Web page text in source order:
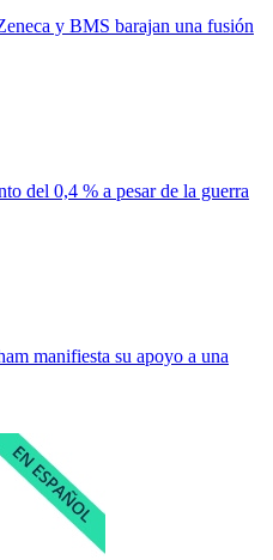
y BMS barajan una fusión
del 0,4 % a pesar de la guerra
manifiesta su apoyo a una